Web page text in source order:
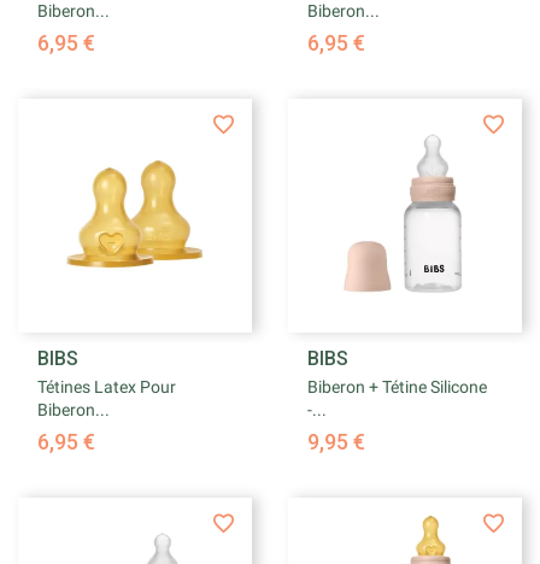
Biberon...
6,95 €
Biberon...
6,95 €
BIBS
Tétines Latex Pour
Biberon...
6,95 €
BIBS
Biberon + Tétine Silicone
-...
9,95 €